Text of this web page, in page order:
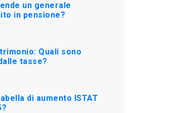
un generale
in pensione?
Quali sono
tasse?
di aumento ISTAT